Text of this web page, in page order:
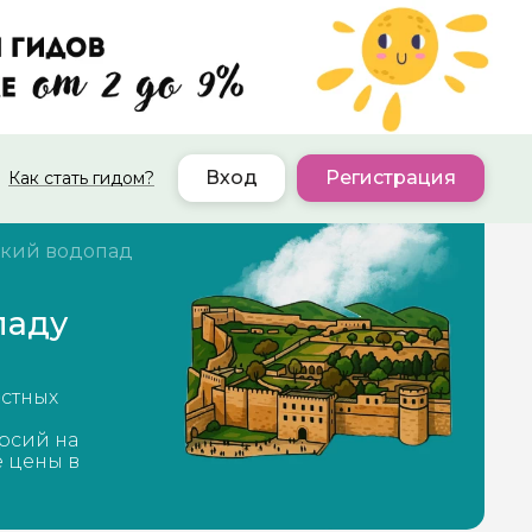
Как стать гидом? Вход Регистрация
водопад
на
цены в